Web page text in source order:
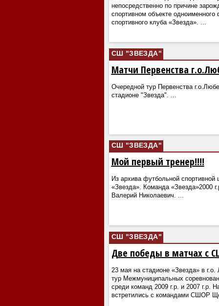
непосредственно по причине
спортивном объекте одноименного
спортивного клуба «Звезда».
СШ "ЗВЕЗДА"
Матчи Первенства
Очередной тур Первенства
стадионе "Звезда".
СШ "ЗВЕЗДА"
Мой первый тренер!!!!
Из архива футбольной спортивной
«Звезда». Команда «Звезда»2000
Валерий Николаевич.
СШ "ЗВЕЗДА"
Две победы в матчах с
23 мая на стадионе «Звезда» в
тур Межмуниципальных
среди команд 2009 г.р. и 2007 г.р.
встретились с командами СШОР